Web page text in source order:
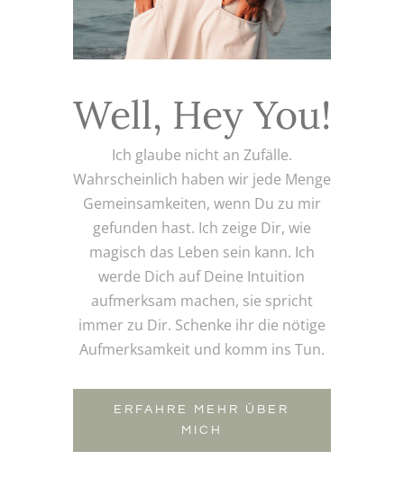
Well, Hey You!
Ich glaube nicht an Zufälle.
Wahrscheinlich haben wir jede Menge
Gemeinsamkeiten, wenn Du zu mir
gefunden hast. Ich zeige Dir, wie
magisch das Leben sein kann. Ich
werde Dich auf Deine Intuition
aufmerksam machen, sie spricht
immer zu Dir. Schenke ihr die nötige
Aufmerksamkeit und komm ins Tun.
ERFAHRE MEHR ÜBER
MICH